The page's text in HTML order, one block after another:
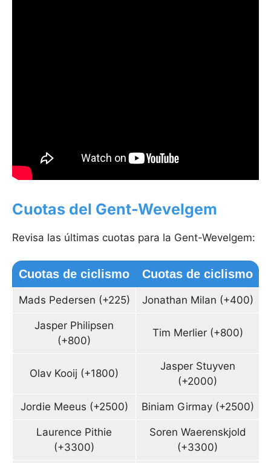
Cuotas del Gent-Wevelgem
Revisa las últimas cuotas para la Gent-Wevelgem:
Cuotas de ciclismo Cuotas de ciclismo
Mads Pedersen (+225) Jonathan Milan (+400)
Jasper Philipsen
(+800)
Tim Merlier (+800)
Olav Kooij (+1800)
Jasper Stuyven
(+2000)
Jordie Meeus (+2500) Biniam Girmay (+2500)
Laurence Pithie
(+3300)
Soren Waerenskjold
(+3300)